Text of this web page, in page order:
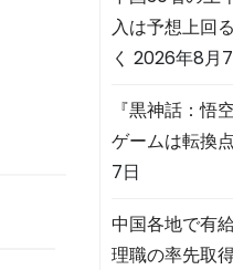
入は予想上回
く 2026年8月
『黒神話：
ゲームは転換
7日
中国各地で有
理職の率先取